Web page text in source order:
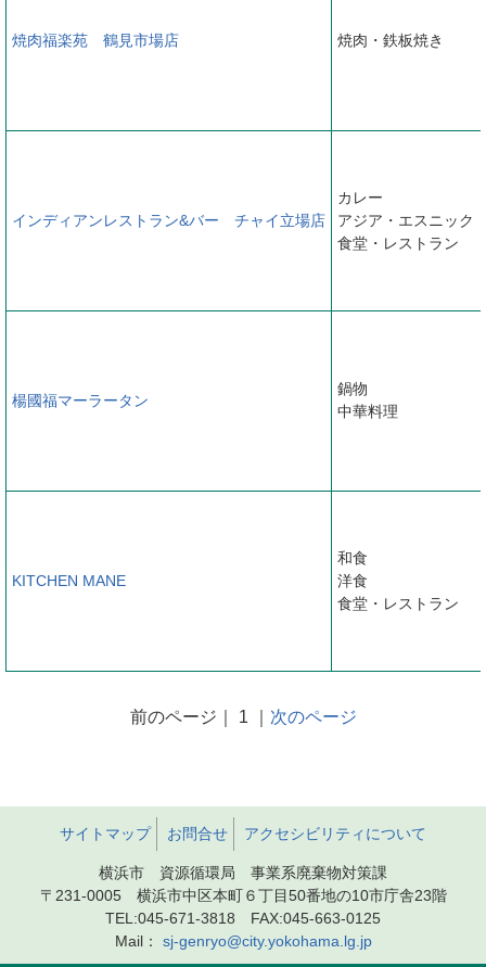
焼肉福楽苑 鶴見市場店 焼肉・鉄板焼き
インディアンレストラン&バー チャイ立場店
カレー
アジア・エスニック
食堂・レストラン
楊國福マーラータン
鍋物
中華料理
KITCHEN MANE
和食
洋食
食堂・レストラン
前のページ｜ 1 ｜ 次のページ
サイトマップ お問合せ アクセシビリティについて
横浜市 資源循環局 事業系廃棄物対策課
〒231-0005 横浜市中区本町６丁目50番地の10市庁舎23階
TEL:045-671-3818 FAX:045-663-0125
Mail：
sj-genryo@city.yokohama.lg.jp